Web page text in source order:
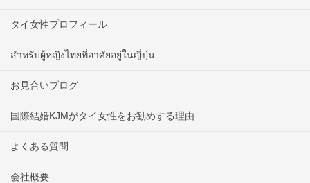
タイ女性プロフィール
สำหรับผู้หญิงไทยที่อาศัยอยู่ในญี่ปุ่น
お見合いブログ
国際結婚KJMがタイ女性をお勧めする理由
よくある質問
会社概要